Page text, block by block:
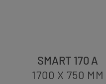
SMART 170 A
1700 X 750 MM